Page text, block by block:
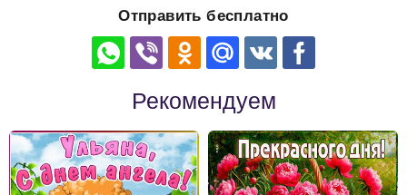
Отправить бесплатно
Рекомендуем